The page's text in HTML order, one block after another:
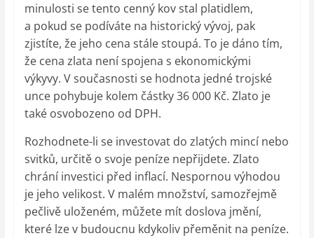
minulosti se tento cenný kov stal platidlem,
a pokud se podíváte na historický vývoj, pak
zjistíte, že jeho cena stále stoupá. To je dáno tím,
že cena zlata není spojena s ekonomickými
výkyvy. V současnosti se hodnota jedné trojské
unce pohybuje kolem částky 36 000 Kč. Zlato je
také osvobozeno od DPH.
Rozhodnete-li se investovat do zlatých mincí nebo
svitků, určitě o svoje peníze nepřijdete. Zlato
chrání investici před inflací. Nespornou výhodou
je jeho velikost. V malém množství, samozřejmě
pečlivě uloženém, můžete mít doslova jmění,
které lze v budoucnu kdykoliv přeměnit na peníze.